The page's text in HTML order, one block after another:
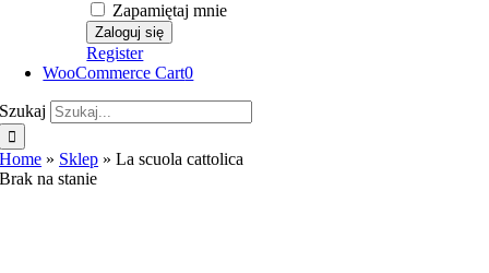
Zapamiętaj mnie
Register
WooCommerce Cart0
Szukaj
Home » Sklep »La scuola cattolica
Brak na stanie